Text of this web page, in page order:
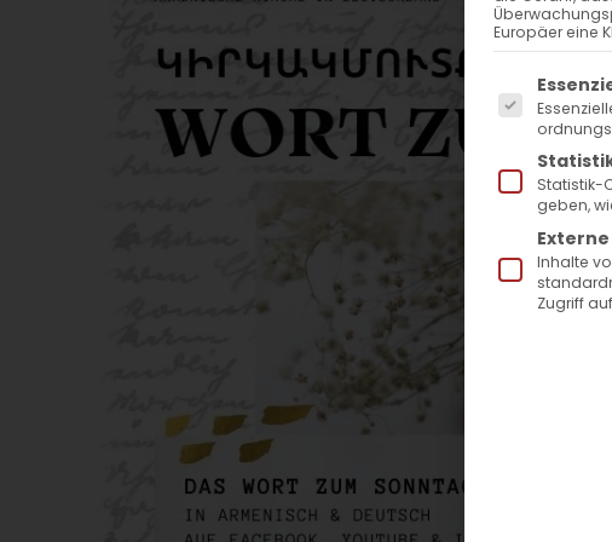
Europäer eine
Es folgt
Statistik-
geben,
Inhalte
Zugriff